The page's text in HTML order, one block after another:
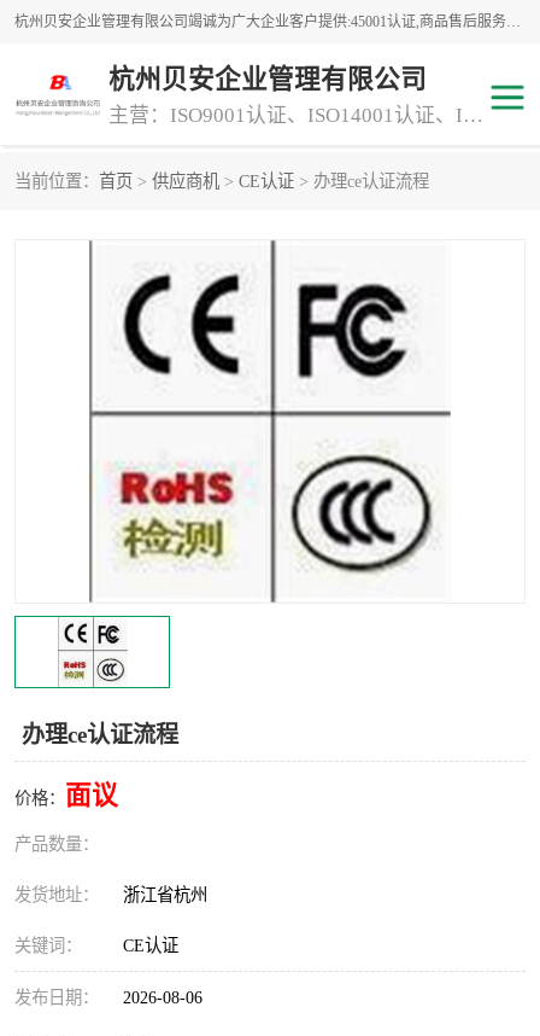
杭州贝安企业管理有限公司竭诚为广大企业客户提供:45001认证,商品售后服务认证,CE认证,知识产权体系认证,iso体系认证等服务,公司提供一条认证服务,方便快捷.
杭州贝安企业管理有限公司
主营：ISO9001认证、ISO14001认证、ISO认证、ISO22000认证、ISO/TS16949认证,FSC森林认证
当前位置： 首页 > 供应商机 > CE认证 > 办理ce认证流程
办理ce认证流程
价格： 面议
产品数量：
发货地址： 浙江省杭州
关键词： CE认证
发布日期： 2026-08-06
专业资质评价证书(1)
45001认证
知识产权体系认证
交通运输服务
消防设施工程专业承包
交通运输服务认证 CCRC认证
ISO9001认证
ISO认证
CCC认证
TS16949认证
iso22000认证